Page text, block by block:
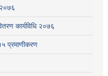
२०७६
कार्यविधि २०७६
प्रमाणीकरण